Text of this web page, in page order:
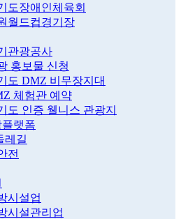
도장애인체육회
월드컵경기장
관광공사
홍보물 신청
도 DMZ 비무장지대
체험관 예약
도 인증 웰니스 관광지
랫폼
레길
전
시설업
시설관리업